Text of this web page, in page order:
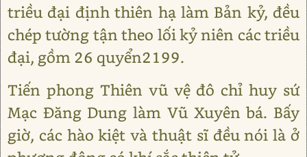
triều đại định thiên hạ làm Bản kỷ, đều
chép tường tận theo lối kỷ niên các triều
đại, gồm 26 quyển2199.
Tiến phong Thiên vũ vệ đô chỉ huy sứ
Mạc Đăng Dung làm Vũ Xuyên bá. Bấy
giờ, các hào kiệt và thuật sĩ đều nói là ở